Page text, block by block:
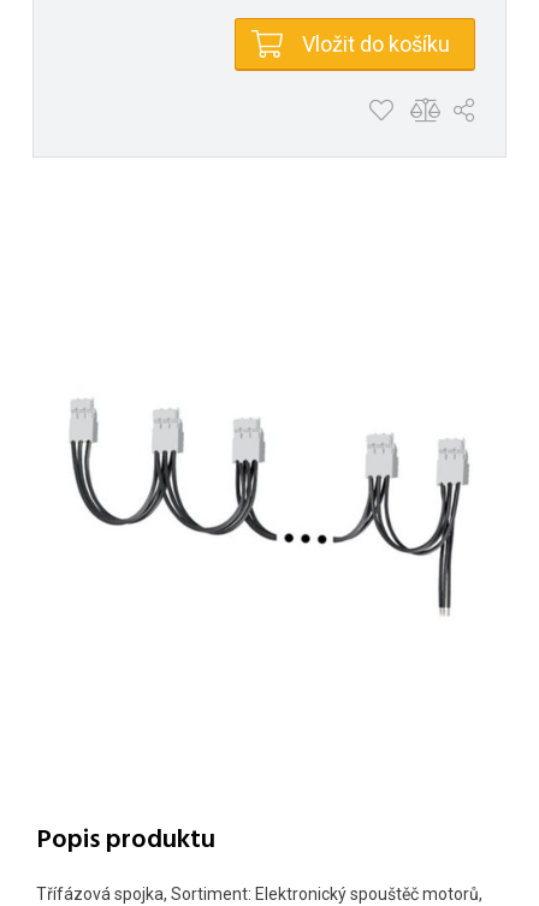
Vložit do košíku
Popis produktu
Třífázová spojka, Sortiment: Elektronický spouštěč motorů,